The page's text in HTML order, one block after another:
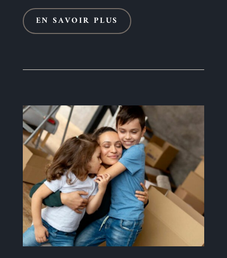
EN SAVOIR PLUS